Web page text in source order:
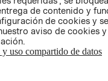
de contenido y
de cookies y
aviso de cookies
uso compartido de datos